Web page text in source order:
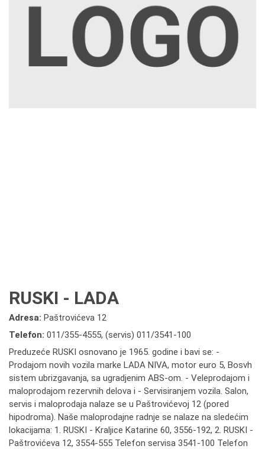
RUSKI - LADA
Adresa: Paštrovićeva 12
Telefon: 011/355-4555, (servis) 011/3541-100
Preduzeće RUSKI osnovano je 1965. godine i bavi se: -
Prodajom novih vozila marke LADA NIVA, motor euro 5, Bosvh
sistem ubrizgavanja, sa ugradjenim ABS-om. - Veleprodajom i
maloprodajom rezervnih delova i - Servisiranjem vozila. Salon,
servis i maloprodaja nalaze se u Paštrovićevoj 12 (pored
hipodroma). Naše maloprodajne radnje se nalaze na sledećim
lokacijama: 1. RUSKI - Kraljice Katarine 60, 3556-192, 2. RUSKI -
Paštrovićeva 12, 3554-555 Telefon servisa 3541-100 Telefon